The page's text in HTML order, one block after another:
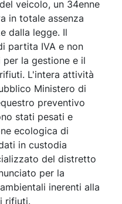
veicolo, un 34enne
in totale assenza
dalla legge. Il
partita IVA e non
la gestione e il
L'intera attività
Ministero di
preventivo
stati pesati e
ecologica di
in custodia
del distretto
per la
inerenti alla
rifiuti.